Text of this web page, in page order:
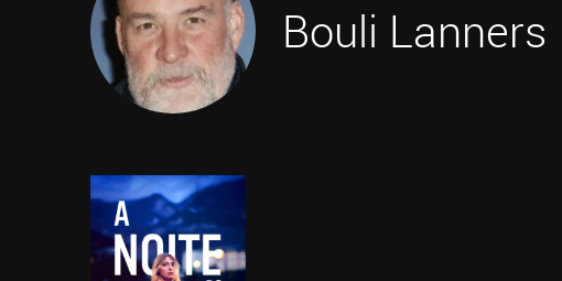
Bouli Lanners